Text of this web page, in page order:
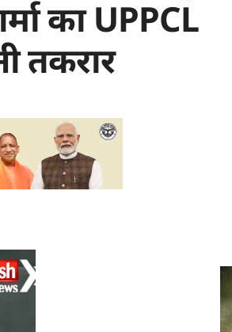
का UPPCL
तकरार